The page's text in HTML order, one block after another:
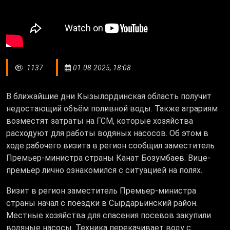
1137 01.08.2025, 18:08
В ближайшие дни Кызылординская область получит
недостающий объём поливной воды. Также аграриям
возместят затраты на ГСМ, которые хозяйства
расходуют для работы водяных насосов. Об этом в
ходе рабочего визита в регион сообщил заместитель
Премьер-министра страны Канат Бозумбаев. Вице-
премьер лично ознакомился с ситуацией на полях.
Визит в регион заместитель Премьер-министра
страны начал с поездки в Сырдарьинский район.
Местные хозяйства для спасения посевов закупили
водяные насосы. Техника перекачивает воду с